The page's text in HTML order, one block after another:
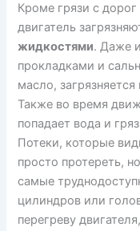
Кроме грязи с
двигатель
жидкостями. Даже
прокладками и
масло,
Также во время
попадает вода и
Потеки, которые
просто протереть,
самые
цилиндров или
перегреву